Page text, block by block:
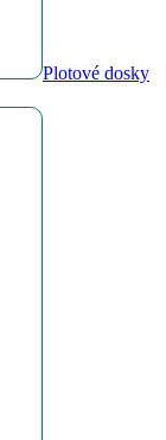
Plotové dosky